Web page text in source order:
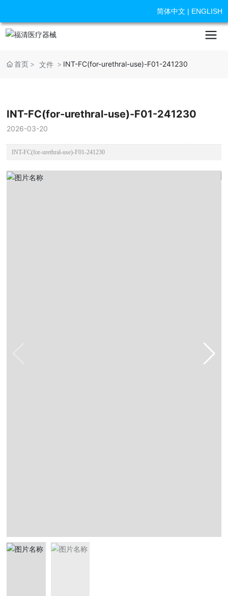
简体中文 | ENGLISH
首页 文件 INT-FC(for-urethral-use)-F01-241230
INT-FC(for-urethral-use)-F01-241230
2026-03-20
INT-FC(for-urethral-use)-F01-241230